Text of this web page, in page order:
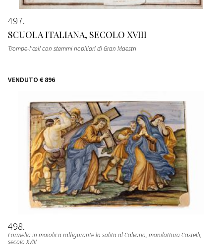
497
SCUOLA ITALIANA, SECOLO XVIII
Trompe-l'œil con stemmi nobiliari di Gran Maestri
VENDUTO € 896
498
Formella in maiolica raffigurante la salita al Calvario, manifattura Castelli,
secolo XVIII